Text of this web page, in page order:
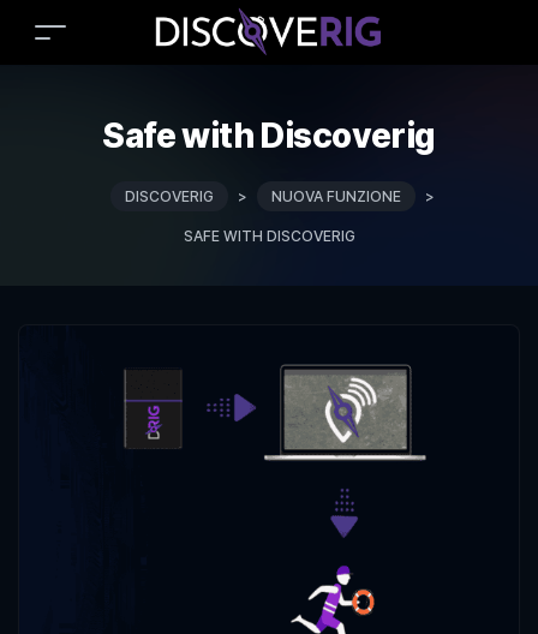
Safe with Discoverig
DISCOVERIG > NUOVA FUNZIONE >
SAFE WITH DISCOVERIG